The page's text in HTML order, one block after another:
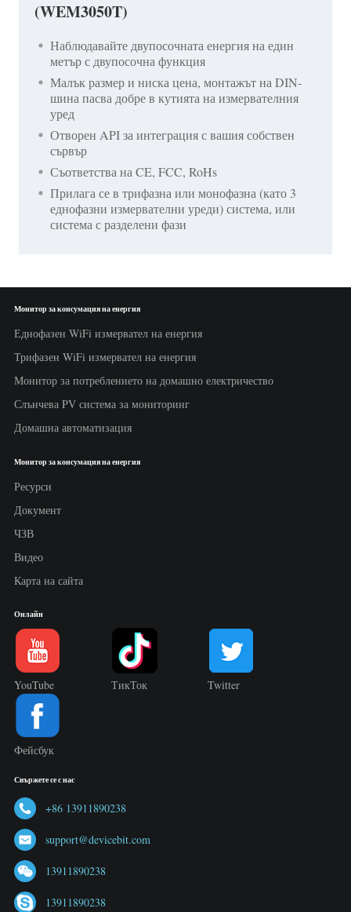
(WEM3050T)
Наблюдавайте двупосочната енергия на един
метър с двупосочна функция
Малък размер и ниска цена, монтажът на DIN-
шина пасва добре в кутията на измервателния
уред
Отворен API за интеграция с вашия собствен
сървър
Съответства на CE, FCC, RoHs
Прилага се в трифазна или монофазна (като 3
еднофазни измервателни уреди) система, или
система с разделени фази
Монитор за консумация на енергия
Еднофазен WiFi измервател на енергия
Трифазен WiFi измервател на енергия
Монитор за потреблението на домашно електричество
Слънчева PV система за мониторинг
Домашна автоматизация
Монитор за консумация на енергия
Ресурси
Документ
ЧЗВ
Видео
Карта на сайта
Онлайн
YouTube ТикТок Twitter
Фейсбук
Свържете се с нас
+86 13911890238
support@devicebit.com
13911890238
13911890238